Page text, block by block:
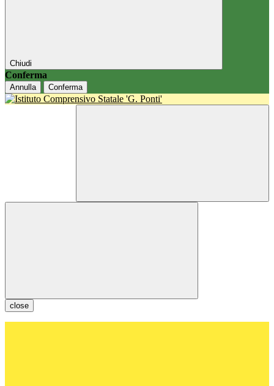
Chiudi
Conferma
Annulla Conferma
close